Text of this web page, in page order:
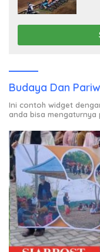
Budaya Dan
Ini contoh widget
anda bisa